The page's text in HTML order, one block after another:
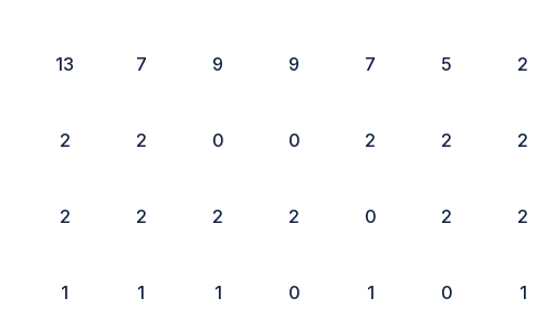
13 7 9 9 7 5 2
2 2 0 0 2 2 2
2 2 2 2 0 2 2
1 1 1 0 1 0 1